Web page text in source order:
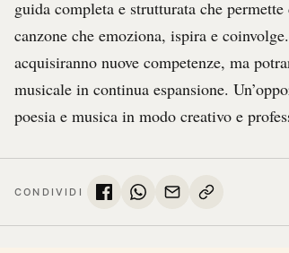
guida completa e strutturata che
canzone che emoziona, ispira e
acquisiranno nuove competenze, ma
musicale in continua espansione.
poesia e musica in modo creativo e
CONDIVIDI